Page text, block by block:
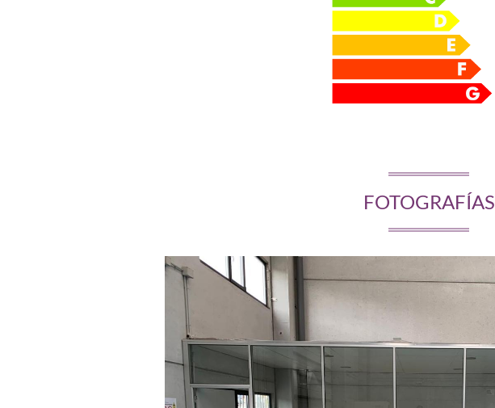
FOTOGRAFÍAS